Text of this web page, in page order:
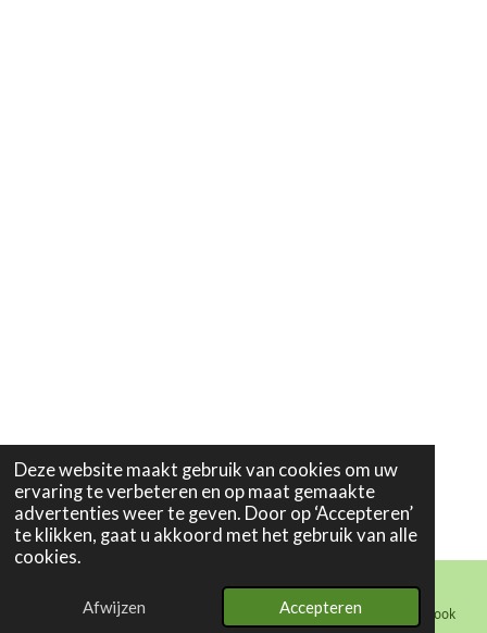
Deze website maakt gebruik van cookies om uw
ervaring te verbeteren en op maat gemaakte
advertenties weer te geven. Door op ‘Accepteren’
te klikken, gaat u akkoord met het gebruik van alle
cookies.
Afwijzen Accepteren
E-mailadres Kaart Facebook